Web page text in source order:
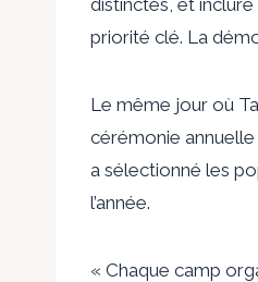
priorité clé. La
Le même jour où
cérémonie
a sélectionné les
l’année.
« Chaque camp